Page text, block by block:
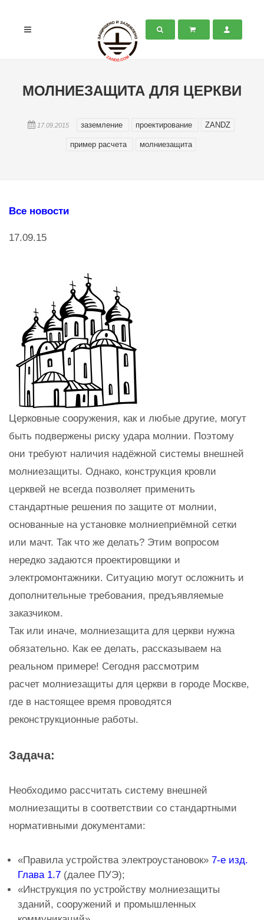
МОЛНИЕЗАЩИТА ДЛЯ ЦЕРКВИ
17.09.2015 заземление проектирование ZANDZ
пример расчета молниезащита
Все новости
17.09.15
Церковные сооружения, как и любые другие, могут
быть подвержены риску удара молнии. Поэтому
они требуют наличия надёжной системы внешней
молниезащиты. Однако, конструкция кровли
церквей не всегда позволяет применить
стандартные решения по защите от молнии,
основанные на установке молниеприёмной сетки
или мачт. Так что же делать? Этим вопросом
нередко задаются проектировщики и
электромонтажники. Ситуацию могут осложнить и
дополнительные требования, предъявляемые
заказчиком.
Так или иначе, молниезащита для церкви нужна
обязательно. Как ее делать, рассказываем на
реальном примере! Сегодня рассмотрим
расчет молниезащиты для церкви в городе Москве,
где в настоящее время проводятся
реконструкционные работы.
Задача:
Необходимо рассчитать систему внешней
молниезащиты в соответствии со стандартными
нормативными документами:
«Правила устройства электроустановок» 7-е изд.
Глава 1.7 (далее ПУЭ);
«Инструкция по устройству молниезащиты
зданий, сооружений и промышленных